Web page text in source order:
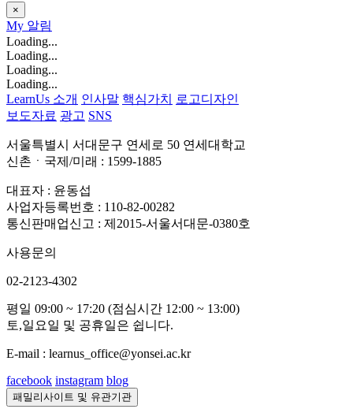
×
My 알림
Loading...
Loading...
Loading...
Loading...
LearnUs 소개 인사말 핵심가치
로고디자인
보도자료 광고 SNS
서울특별시 서대문구 연세로 50 연세대학교
신촌ㆍ국제/미래 : 1599-1885
대표자 : 윤동섭
사업자등록번호 : 110-82-00282
통신판매업신고 : 제2015-서울서대문-0380호
사용문의
02-2123-4302
평일 09:00 ~ 17:20 (점심시간 12:00 ~ 13:00)
토,일요일 및 공휴일은 쉽니다.
E-mail : learnus_office@yonsei.ac.kr
facebook instagram blog
패밀리사이트 및 유관기관